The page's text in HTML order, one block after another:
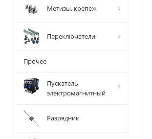
Метизы, крепеж
Переключатели
Прочее
Пускатель
электромагнитный
Разрядник